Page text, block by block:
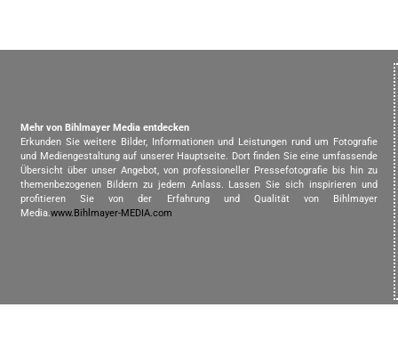
Mehr von Bihlmayer Media entdecken
Erkunden Sie weitere Bilder, Informationen und Leistungen rund um Fotografie
und Mediengestaltung auf unserer Hauptseite. Dort finden Sie eine umfassende
Übersicht über unser Angebot, von professioneller Pressefotografie bis hin zu
themenbezogenen Bildern zu jedem Anlass. Lassen Sie sich inspirieren und
profitieren Sie von der Erfahrung und Qualität von Bihlmayer
Media.www.Bihlmayer-MEDIA.com